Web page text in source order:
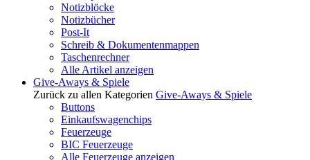
Notizblöcke
Notizbücher
Post-It
Schreib & Dokumentenmappen
Taschenrechner
Alle Artikel anzeigen
Give-Aways & Spiele
Zurück zu allen Kategorien Give-Aways & Spiele
Buttons
Einkaufswagenchips
Feuerzeuge
BIC Feuerzeuge
Alle Feuerzeuge anzeigen